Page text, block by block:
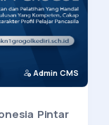
Admin CMS
Pintar